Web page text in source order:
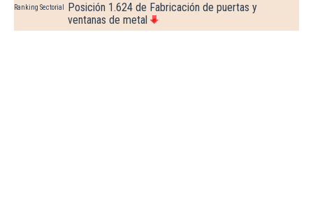
Ranking Sectorial
Posición 1.624 de Fabricación de puertas y
ventanas de metal